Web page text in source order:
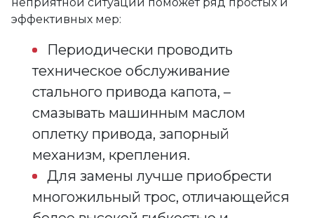
эффективных мер:
Периодически проводить
техническое обслуживание
стального привода капота, –
смазывать машинным маслом
оплетку привода, запорный
механизм, крепления.
Для замены лучше приобрести
многожильный трос, отличающейся